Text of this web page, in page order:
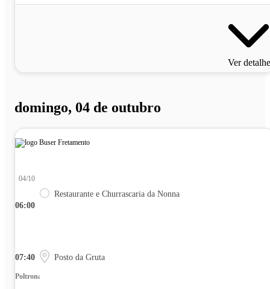
Ver
domingo, 04 de outubro
06:00
04/10
Restaurante e Churrascaria da Nonna
07:40 Posto da Gruta
Poltrona